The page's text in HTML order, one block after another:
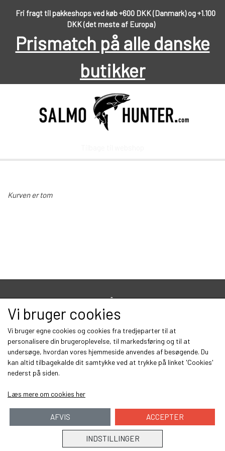
Fri fragt til pakkeshops ved køb +600 DKK (Danmark) og +1.100
DKK (det meste af Europa)
Prismatch på alle danske
butikker
KYSTGREJ
60 LURES
WESTIN GENNEMLØBERE
S.F.G KØ HO 21 G
PUT & TAKE GREJ
GEOFF ANDERSON
FISKEHJUL
FISKESTÆNGER
FC SPINNEREN
KONTAKT OS
ARTIKLER & VIDEO
Kurven er tom
Vis på shop
Vi bruger cookies
Vi bruger egne cookies og cookies fra tredjeparter til at
personalisere din brugeroplevelse, til markedsføring og til at
undersøge, hvordan vores hjemmeside anvendes af besøgende. Du
kan altid tilbagekalde dit samtykke ved at trykke på linket 'Cookies'
nederst på siden.
Læs mere om cookies her
INDSTILLINGER
AFVIS ACCEPTER